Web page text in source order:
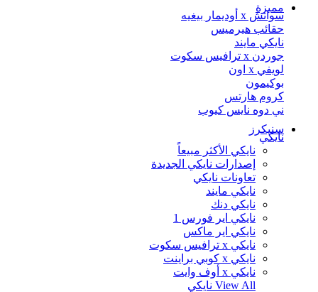
مميزة
سواتش x أوديمار بيغيه
حقائب هيرميس
نايكي مايند
جوردن x ترافيس سكوت
لويفي x اون
بوكيمون
كروم هارتس
ني دوه نايس كيوب
سنيكرز
نايكي
نايكي الأكثر مبيعاً
إصدارات نايكي الجديدة
تعاونات نايكي
نايكي مايند
نايكي دنك
نايكي اير فورس 1
نايكي اير ماكس
نايكي x ترافيس سكوت
نايكي x كوبي براينت
نايكي x أوف وايت
View All نايكي